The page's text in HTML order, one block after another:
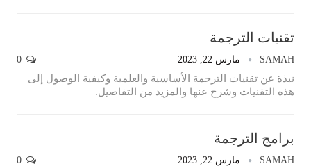
تقنيات الترجمة
SAMAH مارس 22, 2023
نبذة عن تقنيات الترجمة الأساسية والعلمية وكيفية الوصول إلى
هذه التقنيات وشرح عنها والمزيد من التفاصيل.
برامج الترجمة
SAMAH مارس 22, 2023